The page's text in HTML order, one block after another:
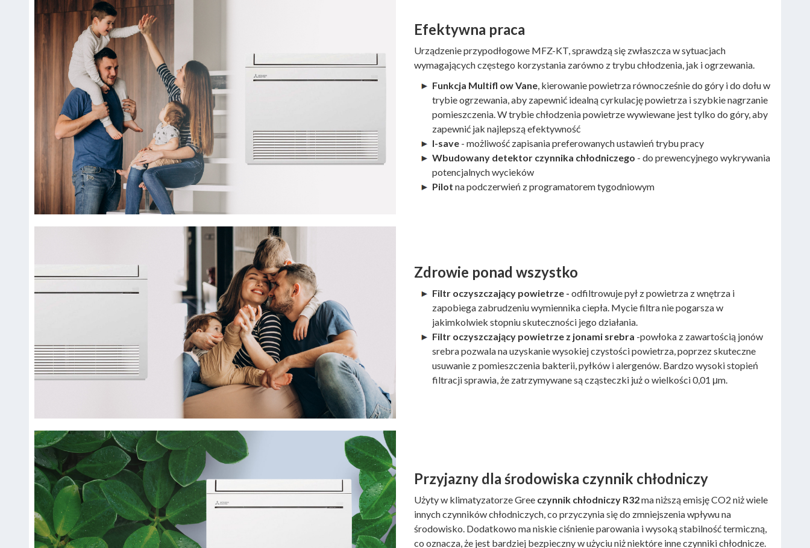
Efektywna praca
Urządzenie przypodłogowe MFZ-KT, sprawdzą się zwłaszcza w sytuacjach
wymagających częstego korzystania zarówno z trybu chłodzenia, jak i ogrzewania.
Funkcja Multifl ow Vane , kierowanie powietrza równocześnie do góry i do dołu w
trybie ogrzewania, aby zapewnić idealną cyrkulację powietrza i szybkie nagrzanie
pomieszczenia. W trybie chłodzenia powietrze wywiewane jest tylko do góry, aby
zapewnić jak najlepszą efektywność
I-save - możliwość zapisania preferowanych ustawień trybu pracy
Wbudowany detektor czynnika chłodniczego - do prewencyjnego wykrywania
potencjalnych wycieków
Pilot na podczerwień z programatorem tygodniowym
Zdrowie ponad wszystko
Filtr oczyszczający powietrze - odfiltrowuje pył z powietrza z wnętrza i
zapobiega zabrudzeniu wymiennika ciepła. Mycie filtra nie pogarsza w
jakimkolwiek stopniu skuteczności jego działania.
Filtr oczyszczający powietrze z jonami srebra -powłoka z zawartością jonów
srebra pozwala na uzyskanie wysokiej czystości powietrza, poprzez skuteczne
usuwanie z pomieszczenia bakterii, pyłków i alergenów. Bardzo wysoki stopień
filtracji sprawia, że zatrzymywane są cząsteczki już o wielkości 0,01 μm.
Przyjazny dla środowiska czynnik chłodniczy
Użyty w klimatyzatorze Gree czynnik chłodniczy R32ma niższą emisję CO2 niż wiele
innych czynników chłodniczych, co przyczynia się do zmniejszenia wpływu na
środowisko. Dodatkowo ma niskie ciśnienie parowania i wysoką stabilność termiczną,
co oznacza, że ​​jest bardziej bezpieczny w użyciu niż niektóre inne czynniki chłodnicze.